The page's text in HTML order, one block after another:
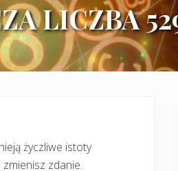
LICZBA
życzliwe istoty
zdanie.